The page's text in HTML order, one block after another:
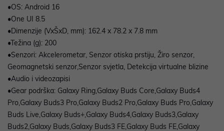
•OS: Android 16
•One UI 8.5
•Dimenzije (VxŠxD, mm): 162.4 x 78.2 x 7.8 mm
•Težina (g): 200
•Senzori: Akcelerometar, Senzor otiska prstiju, Žiro senzor,
Geomagnetski senzor,Senzor svjetla, Detekcija virtualne blizine
•Audio i videozapisi
•Gear podrška: Galaxy Ring,Galaxy Buds Core,Galaxy Buds4
Pro,Galaxy Buds3 Pro,Galaxy Buds2 Pro,Galaxy Buds Pro,Galaxy
Buds Live,Galaxy Buds+,Galaxy Buds4,Galaxy Buds3,Galaxy
Buds2,Galaxy Buds,Galaxy Buds3 FE,Galaxy Buds FE,Galaxy